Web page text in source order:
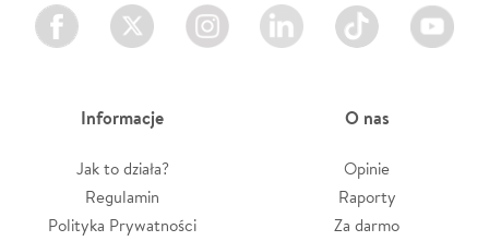
Facebook Twitter Instagram LinkedIn TikTok Youtube
Informacje
Jak to działa?
Regulamin
Polityka Prywatności
O nas
Opinie
Raporty
Za darmo